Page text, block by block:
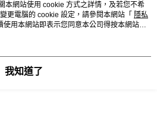
本網站使用 cookie 方式之詳情，及若您不希
更電腦的 cookie 設定，請參閱本網站「 隱私
使用本網站即表示您同意本公司得按本網站使
我知道了